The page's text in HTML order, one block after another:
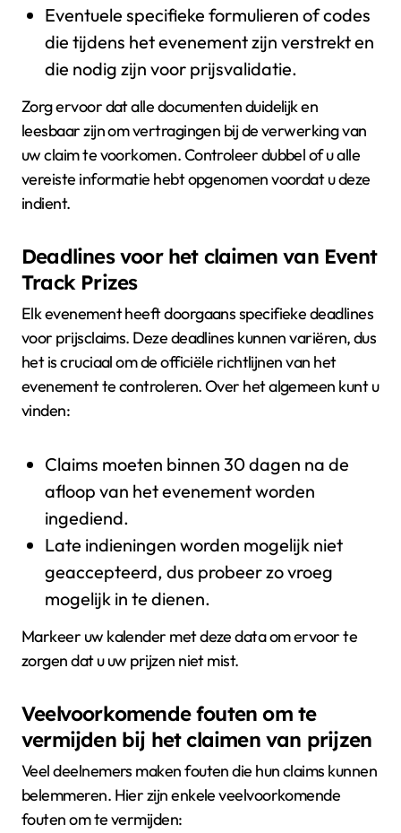
Eventuele specifieke formulieren of codes
die tijdens het evenement zijn verstrekt en
die nodig zijn voor prijsvalidatie.
Zorg ervoor dat alle documenten duidelijk en
leesbaar zijn om vertragingen bij de verwerking van
uw claim te voorkomen. Controleer dubbel of u alle
vereiste informatie hebt opgenomen voordat u deze
indient.
Deadlines voor het claimen van Event
Track Prizes
Elk evenement heeft doorgaans specifieke deadlines
voor prijsclaims. Deze deadlines kunnen variëren, dus
het is cruciaal om de officiële richtlijnen van het
evenement te controleren. Over het algemeen kunt u
vinden:
Claims moeten binnen 30 dagen na de
afloop van het evenement worden
ingediend.
Late indieningen worden mogelijk niet
geaccepteerd, dus probeer zo vroeg
mogelijk in te dienen.
Markeer uw kalender met deze data om ervoor te
zorgen dat u uw prijzen niet mist.
Veelvoorkomende fouten om te
vermijden bij het claimen van prijzen
Veel deelnemers maken fouten die hun claims kunnen
belemmeren. Hier zijn enkele veelvoorkomende
fouten om te vermijden: